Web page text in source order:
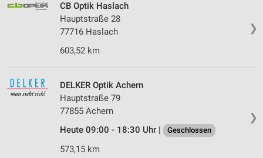
❯
CB Optik Haslach
Hauptstraße 28
77716 Haslach
603,52 km
❯
DELKER Optik Achern
Hauptstraße 79
77855 Achern
Heute 09:00 - 18:30 Uhr |
Geschlossen
573,15 km